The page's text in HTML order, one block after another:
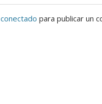
conectado para publicar un